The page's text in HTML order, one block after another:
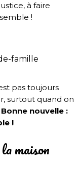
à faire
!
famille
pas toujours
surtout quand on
Bonne nouvelle :
!
maison